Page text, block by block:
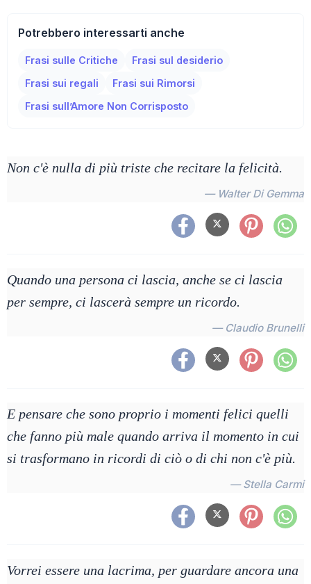
Potrebbero interessarti anche
Frasi sulle Critiche
Frasi sul desiderio
Frasi sui regali
Frasi sui Rimorsi
Frasi sull’Amore Non Corrisposto
Non c'è nulla di più triste che recitare la felicità.
— Walter Di Gemma
Quando una persona ci lascia, anche se ci lascia
per sempre, ci lascerà sempre un ricordo.
— Claudio Brunelli
E pensare che sono proprio i momenti felici quelli
che fanno più male quando arriva il momento in cui
si trasformano in ricordi di ciò o di chi non c'è più.
— Stella Carmi
Vorrei essere una lacrima, per guardare ancora una